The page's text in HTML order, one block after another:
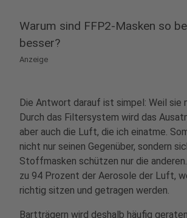
Warum sind FFP2-Masken so
besser?
Anzeige
Die Antwort darauf ist simpel: Weil sie
Durch das Filtersystem wird das
aber auch die Luft, die ich einatme.
nicht nur seinen Gegenüber, sondern
Stoffmasken schützen nur die
zu 94 Prozent der Aerosole der Luft,
richtig sitzen und getragen werden.
Bartträgern wird deshalb häufig